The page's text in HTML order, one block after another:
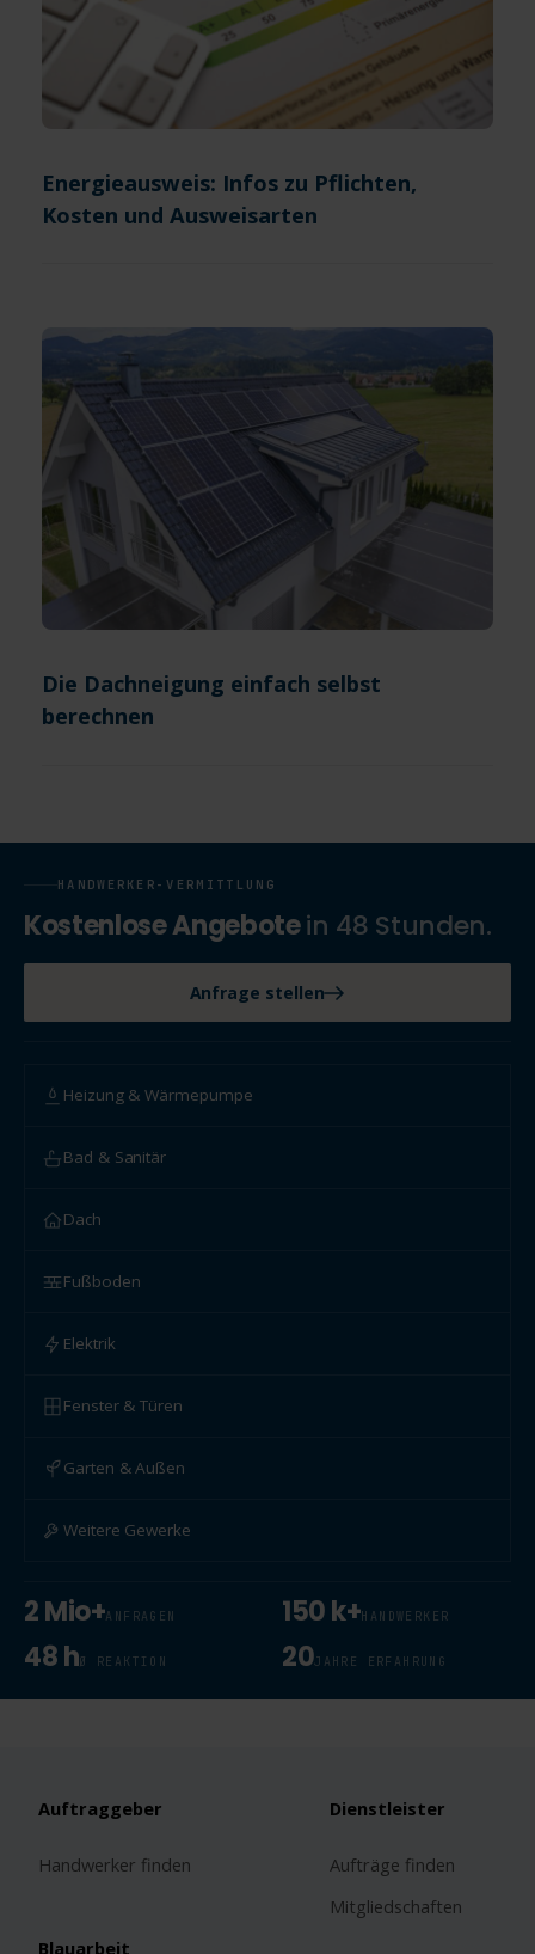
Energieausweis: Infos zu Pflichten,
Kosten und Ausweisarten
Die Dachneigung einfach selbst
berechnen
HANDWERKER-VERMITTLUNG
Kostenlose Angebotein 48 Stunden.
Anfrage stellen
Heizung & Wärmepumpe
Bad & Sanitär
Dach
Fußboden
Elektrik
Fenster & Türen
Garten & Außen
Weitere Gewerke
2 Mio+ANFRAGEN 150 k+HANDWERKER
48 hØ REAKTION 20JAHRE ERFAHRUNG
Auftraggeber
Handwerker finden
Dienstleister
Aufträge finden
Mitgliedschaften
Blauarbeit